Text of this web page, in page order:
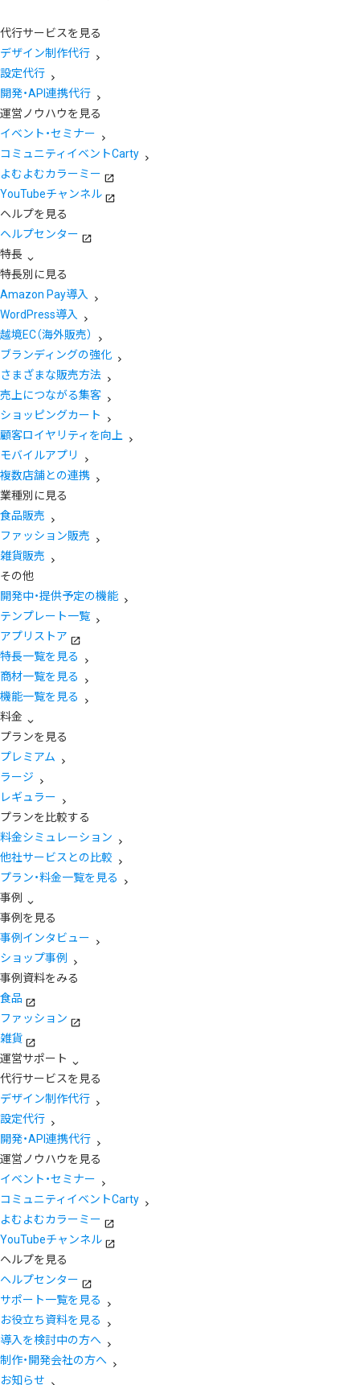
代行サービスを見る
デザイン制作代行
設定代行
開発・API連携代行
運営ノウハウを見る
イベント・セミナー
コミュニティイベントCarty
よむよむカラーミー
YouTubeチャンネル
ヘルプを見る
ヘルプセンター
特長
特長別に見る
Amazon Pay導入
WordPress導入
越境EC（海外販売）
ブランディングの強化
さまざまな販売方法
売上につながる集客
ショッピングカート
顧客ロイヤリティを向上
モバイルアプリ
複数店舗との連携
業種別に見る
食品販売
ファッション販売
雑貨販売
その他
開発中・提供予定の機能
テンプレート一覧
アプリストア
特長一覧を見る
商材一覧を見る
機能一覧を見る
料金
プランを見る
プレミアム
ラージ
レギュラー
プランを比較する
料金シミュレーション
他社サービスとの比較
プラン・料金一覧を見る
事例
事例を見る
事例インタビュー
ショップ事例
事例資料をみる
食品
ファッション
雑貨
運営サポート
代行サービスを見る
デザイン制作代行
設定代行
開発・API連携代行
運営ノウハウを見る
イベント・セミナー
コミュニティイベントCarty
よむよむカラーミー
YouTubeチャンネル
ヘルプを見る
ヘルプセンター
サポート一覧を見る
お役立ち資料を見る
導入を検討中の方へ
制作・開発会社の方へ
お知らせ